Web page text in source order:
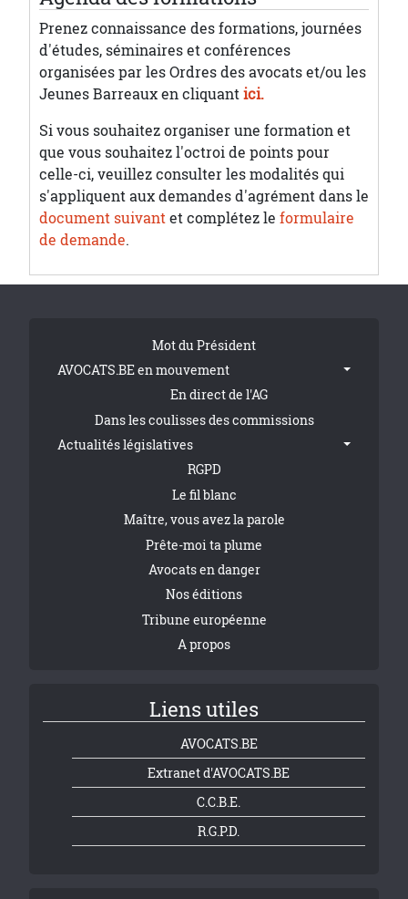
Prenez connaissance des formations, journées
d'études, séminaires et conférences
organisées par les Ordres des avocats et/ou les
Jeunes Barreaux en cliquantici.
Si vous souhaitez organiser une formation et
que vous souhaitez l'octroi de points pour
celle-ci, veuillez consulter les modalités qui
s'appliquent aux demandes d'agrément dans le
document suivantet complétez le formulaire
de demande.
Tribune FooterMot du Président
AVOCATS.BE en mouvement
En direct de l'AG
Dans les coulisses des commissions
Actualités législatives
RGPD
Le fil blanc
Maître, vous avez la parole
Prête-moi ta plume
Avocats en danger
Nos éditions
Tribune européenne
A propos
Liens utiles
AVOCATS.BE
Extranet d'AVOCATS.BE
C.C.B.E.
R.G.P.D.